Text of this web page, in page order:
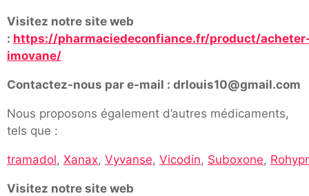
Visitez notre site web
: https://pharmaciedeconfiance.fr/product/
imovane/
Contactez-nous par e-mail : drlouis10@gmail.com
Nous proposons également d’autres médicaments,
tels que :
tramadol, Xanax, Vyvanse, Vicodin, Suboxone,
Visitez notre site web